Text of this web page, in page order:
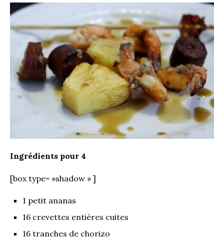
Ingrédients pour 4
[box type= »shadow » ]
1 petit ananas
16 crevettes entières cuites
16 tranches de chorizo